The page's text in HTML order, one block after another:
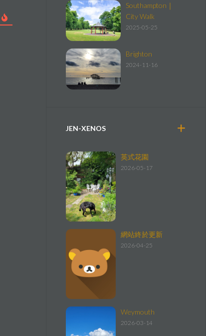
Southampton｜
City Walk
2025-05-25
Brighton
2024-11-16
JEN-XENOS
英式花園
2026-05-17
網站終於更新
2026-04-25
Weymouth
2026-03-14